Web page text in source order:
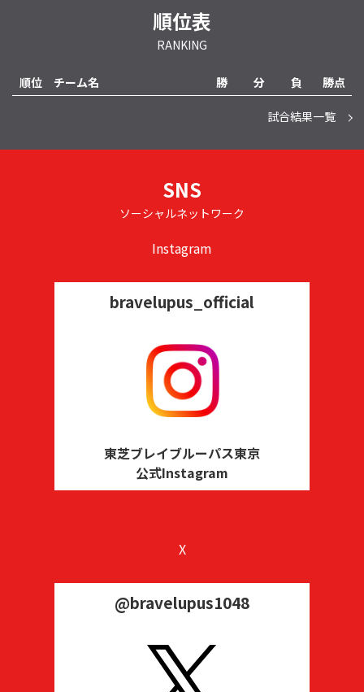
順位表
RANKING
順位 チーム名 勝 分 負 勝点
試合結果一覧
SNS
ソーシャルネットワーク
Instagram
bravelupus_official
東芝ブレイブルーパス東京
公式Instagram
X
@bravelupus1048